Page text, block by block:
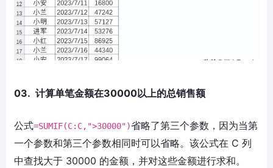
03. 计算单笔金额在30000以上的总销售额
公式=SUMIF(C:C,">30000")省略了第三个参数，因为当第
一个参数和第三个参数相同时可以省略。该公式在 C 列
中查找大于 30000 的金额，并对这些金额进行求和。